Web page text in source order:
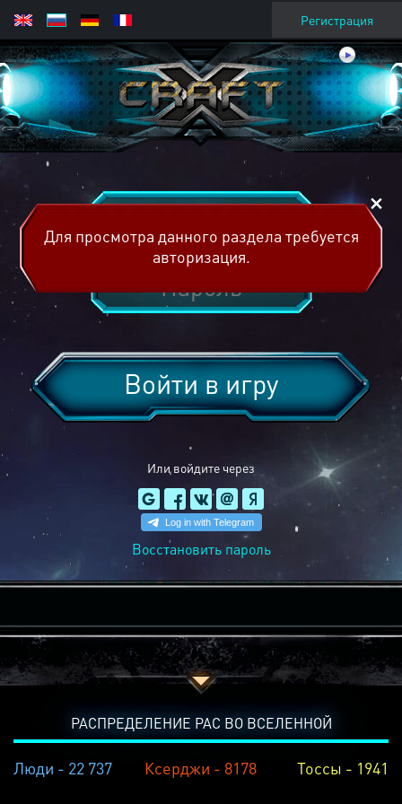
Регистрация
Или войдите через
Войти в игру
Восстановить пароль
Для просмотра данного раздела требуется
авторизация.
РАСПРЕДЕЛЕНИЕ РАС ВО ВСЕЛЕННОЙ
Люди - 22 737 Ксерджи - 8178 Тоссы - 1941